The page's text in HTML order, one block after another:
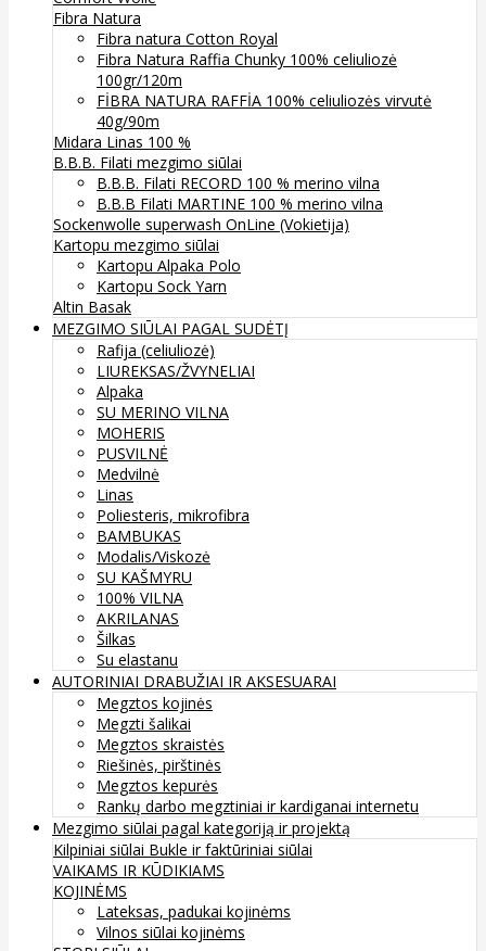
Fibra Natura
Fibra natura Cotton Royal
Fibra Natura Raffia Chunky 100% celiuliozė
100gr/120m
FİBRA NATURA RAFFİA 100% celiuliozės virvutė
40g/90m
Midara Linas 100 %
B.B.B. Filati mezgimo siūlai
B.B.B. Filati RECORD 100 % merino vilna
B.B.B Filati MARTINE 100 % merino vilna
Sockenwolle superwash OnLine (Vokietija)
Kartopu mezgimo siūlai
Kartopu Alpaka Polo
Kartopu Sock Yarn
Altin Basak
MEZGIMO SIŪLAI PAGAL SUDĖTĮ
Rafija (celiuliozė)
LIUREKSAS/ŽVYNELIAI
Alpaka
SU MERINO VILNA
MOHERIS
PUSVILNĖ
Medvilnė
Linas
Poliesteris, mikrofibra
BAMBUKAS
Modalis/Viskozė
SU KAŠMYRU
100% VILNA
AKRILANAS
Šilkas
Su elastanu
AUTORINIAI DRABUŽIAI IR AKSESUARAI
Megztos kojinės
Megzti šalikai
Megztos skraistės
Riešinės, pirštinės
Megztos kepurės
Rankų darbo megztiniai ir kardiganai internetu
Mezgimo siūlai pagal kategoriją ir projektą
Kilpiniai siūlai Bukle ir faktūriniai siūlai
VAIKAMS IR KŪDIKIAMS
KOJINĖMS
Lateksas, padukai kojinėms
Vilnos siūlai kojinėms